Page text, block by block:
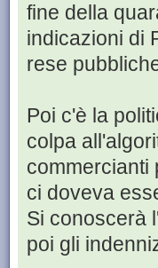
fine della
indicazioni di
rese
Poi c'è la
colpa
commercianti
ci doveva
Si conoscerà
poi gli